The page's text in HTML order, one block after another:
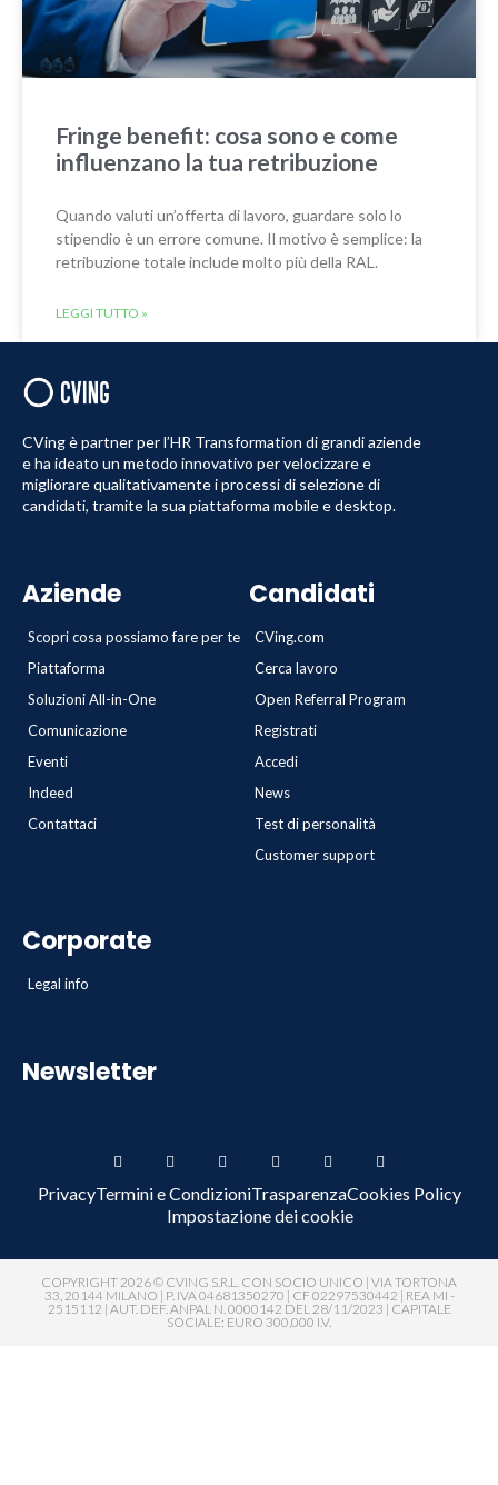
Fringe benefit: cosa sono e come
influenzano la tua retribuzione
Quando valuti un’offerta di lavoro, guardare solo lo
stipendio è un errore comune. Il motivo è semplice: la
retribuzione totale include molto più della RAL.
LEGGI TUTTO »
CVing è partner per l’HR Transformation di grandi aziende
e ha ideato un metodo innovativo per velocizzare e
migliorare qualitativamente i processi di selezione di
candidati, tramite la sua piattaforma mobile e desktop.
Aziende
Scopri cosa possiamo fare per te
Piattaforma
Soluzioni All-in-One
Comunicazione
Eventi
Indeed
Contattaci
Candidati
CVing.com
Cerca lavoro
Open Referral Program
Registrati
Accedi
News
Test di personalità
Customer support
Corporate
Legal info
Newsletter
PrivacyTermini e CondizioniTrasparenzaCookies Policy
Impostazione dei cookie
COPYRIGHT 2026 © CVING S.R.L. CON SOCIO UNICO | VIA TORTONA
33, 20144 MILANO | P. IVA 04681350270 | CF 02297530442 | REA MI -
2515112 | AUT. DEF. ANPAL N. 0000142 DEL 28/11/2023 | CAPITALE
SOCIALE: EURO 300,000 I.V.